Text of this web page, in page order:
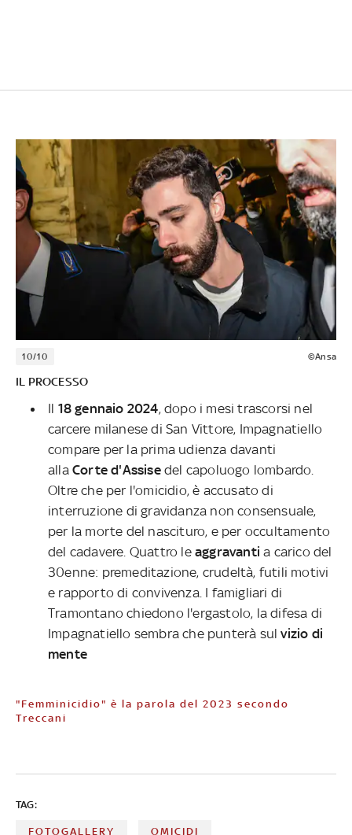
10/10 ©Ansa
IL PROCESSO
Il 18 gennaio 2024, dopo i mesi trascorsi nel
carcere milanese di San Vittore, Impagnatiello
compare per la prima udienza davanti
allaCorte d'Assisedel capoluogo lombardo.
Oltre che per l'omicidio, è accusato di
interruzione di gravidanza non consensuale,
per la morte del nascituro, e per occultamento
del cadavere. Quattro le aggravanti a carico del
30enne: premeditazione, crudeltà, futili motivi
e rapporto di convivenza. I famigliari di
Tramontano chiedono l'ergastolo, la difesa di
Impagnatiello sembra che punterà sulvizio di
mente
"Femminicidio" è la parola del 2023 secondo
Treccani
TAG:
FOTOGALLERY OMICIDI